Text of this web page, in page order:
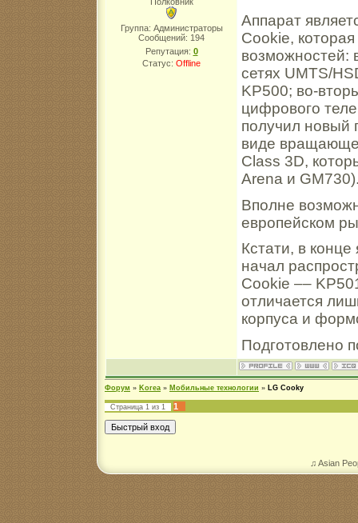
Группа: Администраторы
Сообщений: 194
Репутация: 0
Статус: Offline
Аппарат
Cookie,
возможностей:
сетях UMTS/
KP500; во-
цифрового
получил новый
виде
Class 3D,
Arena и
Вполне
европейском
Кстати, в
начал
Cookie ––
отличается
корпуса и
Подготовлено
Форум » Korea » Мобильные технологии » LG Cooky
Страница 1 из 1 1
♫ Asian